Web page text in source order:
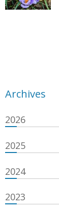
Archives
2026
2025
2024
2023